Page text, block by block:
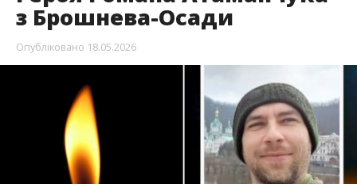
з Брошнева-Осади
Опубліковано 18.05.2026